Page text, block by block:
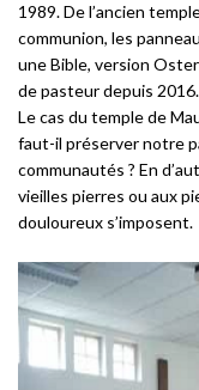
1989. De l’ancien
communion, les
une Bible, version
de pasteur depuis 2016.
Le cas du temple de
faut-il préserver notre
communautés ? En
vieilles pierres ou aux
douloureux s’imposent.